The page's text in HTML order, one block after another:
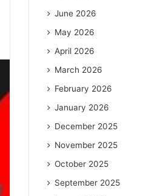
June 2026
May 2026
April 2026
March 2026
February 2026
January 2026
December 2025
November 2025
October 2025
September 2025